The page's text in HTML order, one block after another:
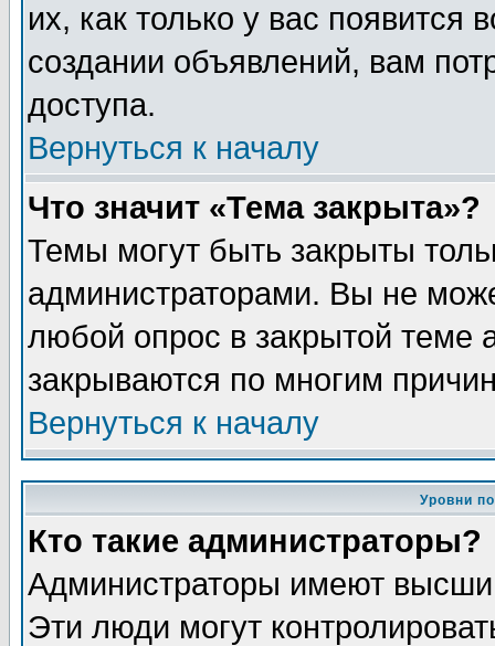
их, как только у вас появится
создании объявлений, вам
доступа.
Вернуться к началу
Что значит «Тема закрыта»?
Темы могут быть закрыты
администраторами. Вы не
любой опрос в закрытой теме
закрываются по многим
Вернуться к началу
Уровни
Кто такие администраторы?
Администраторы имеют
Эти люди могут